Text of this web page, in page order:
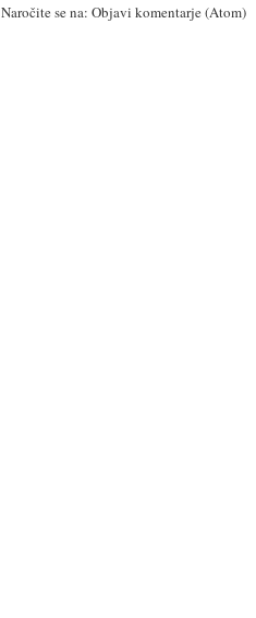
Naročite se na: Objavi komentarje (Atom)